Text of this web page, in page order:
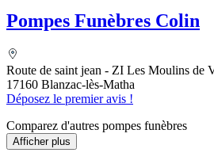
Pompes Funèbres Colin
Route de saint jean - ZI Les Moulins de
17160 Blanzac-lès-Matha
Déposez le premier avis !
Comparez d'autres pompes funèbres
Afficher plus